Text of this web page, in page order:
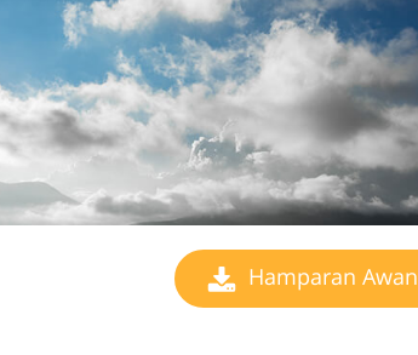
Hamparan Awan